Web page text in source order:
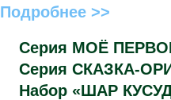
Подробнее >>
Серия МОЁ
Серия СКАЗКА-
Набор «ШАР